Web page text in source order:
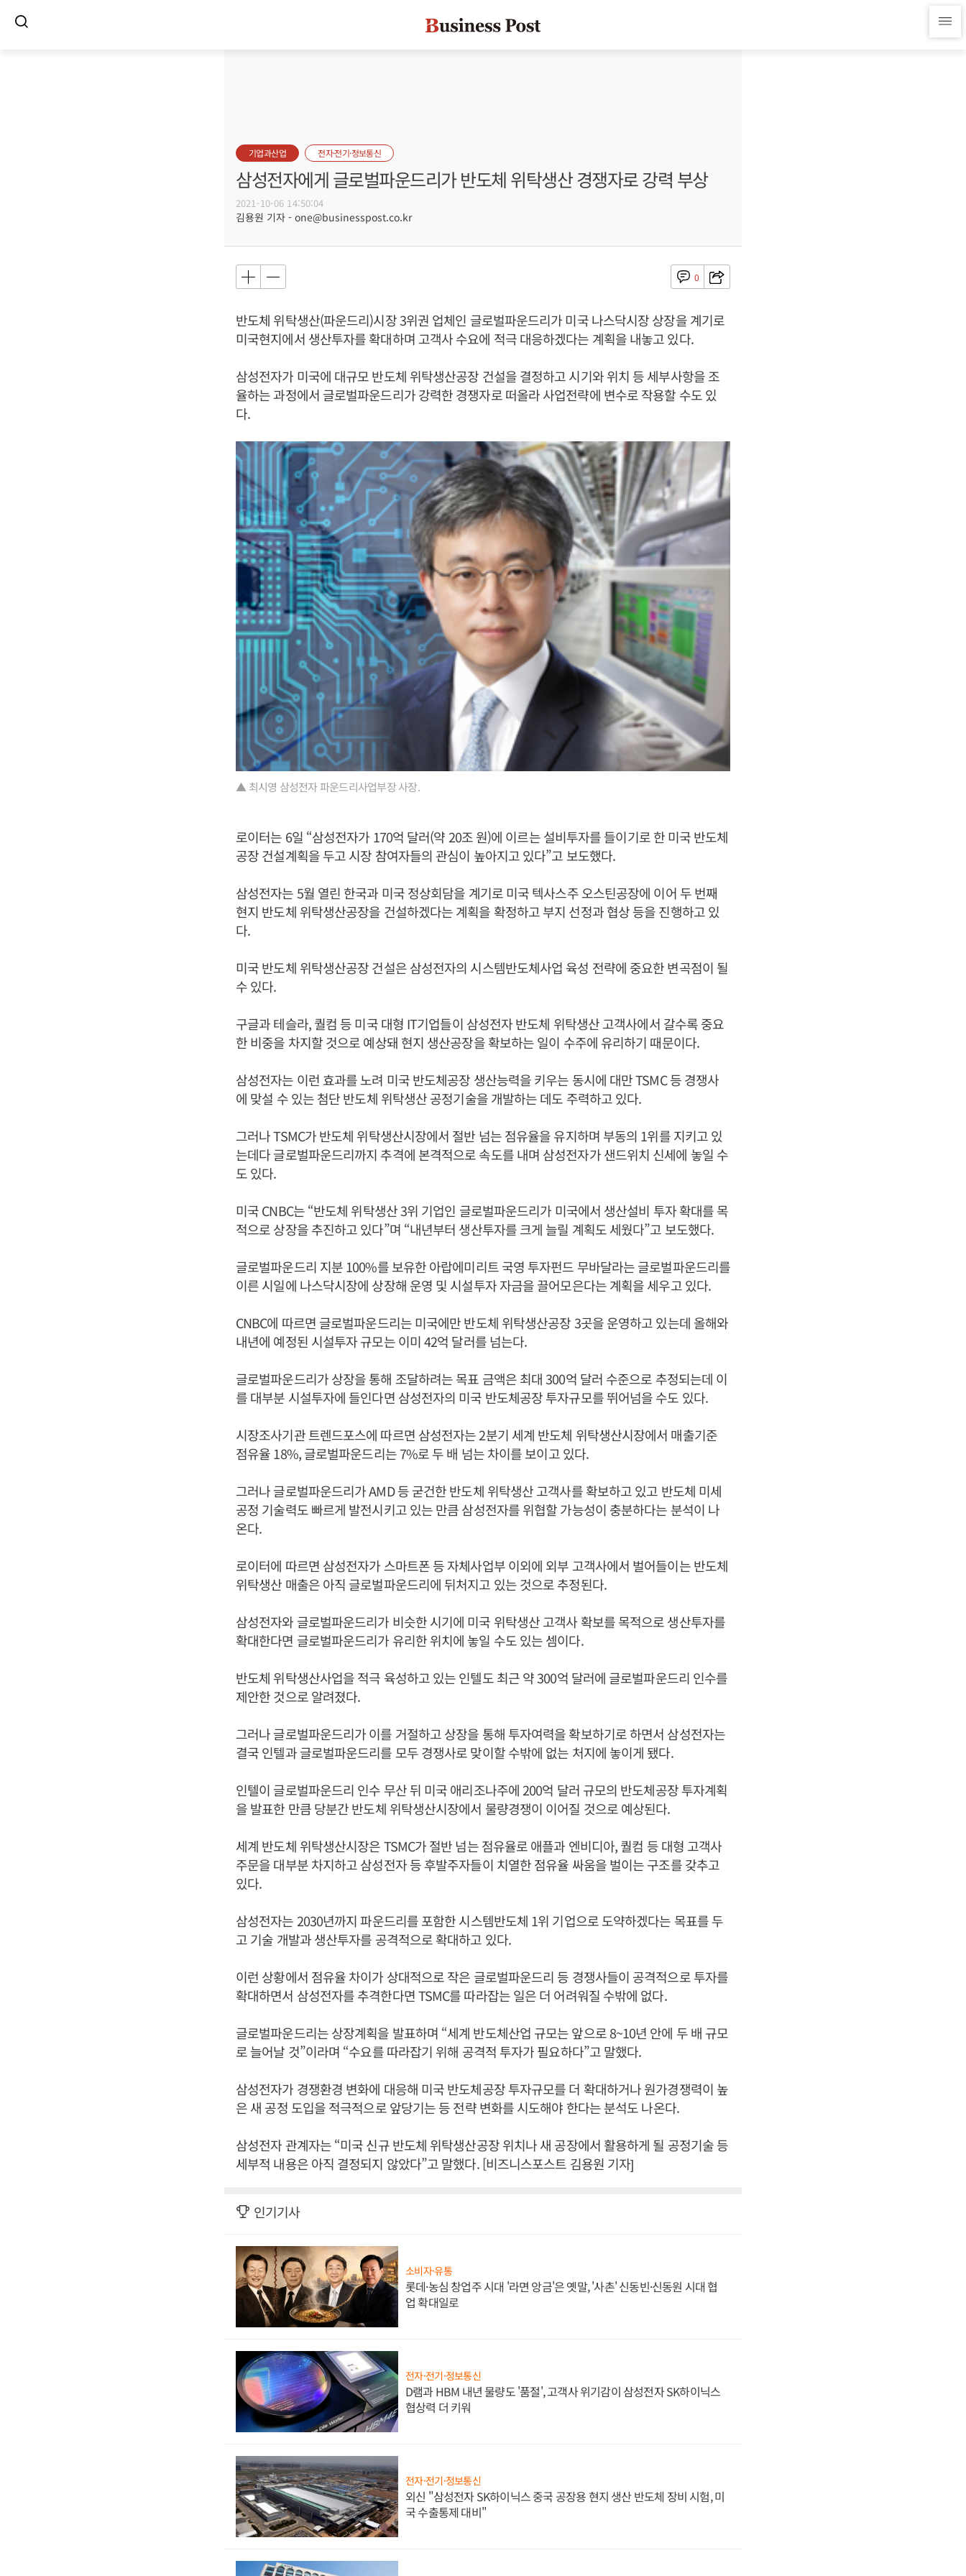
기업과산업 전자·전기·정보통신
삼성전자에게 글로벌파운드리가 반도체 위탁생산 경쟁자로 강력 부상
2021-10-06 14:50:04
김용원 기자 - one@businesspost.co.kr
0
반도체 위탁생산(파운드리)시장 3위권 업체인 글로벌파운드리가 미국 나스닥시장 상장을 계기로
미국현지에서 생산투자를 확대하며 고객사 수요에 적극 대응하겠다는 계획을 내놓고 있다.
삼성전자가 미국에 대규모 반도체 위탁생산공장 건설을 결정하고 시기와 위치 등 세부사항을 조
율하는 과정에서 글로벌파운드리가 강력한 경쟁자로 떠올라 사업전략에 변수로 작용할 수도 있
다.
▲ 최시영 삼성전자 파운드리사업부장 사장.
로이터는 6일 “삼성전자가 170억 달러(약 20조 원)에 이르는 설비투자를 들이기로 한 미국 반도체
공장 건설계획을 두고 시장 참여자들의 관심이 높아지고 있다”고 보도했다.
삼성전자는 5월 열린 한국과 미국 정상회담을 계기로 미국 텍사스주 오스틴공장에 이어 두 번째
현지 반도체 위탁생산공장을 건설하겠다는 계획을 확정하고 부지 선정과 협상 등을 진행하고 있
다.
미국 반도체 위탁생산공장 건설은 삼성전자의 시스템반도체사업 육성 전략에 중요한 변곡점이 될
수 있다.
구글과 테슬라, 퀄컴 등 미국 대형 IT기업들이 삼성전자 반도체 위탁생산 고객사에서 갈수록 중요
한 비중을 차지할 것으로 예상돼 현지 생산공장을 확보하는 일이 수주에 유리하기 때문이다.
삼성전자는 이런 효과를 노려 미국 반도체공장 생산능력을 키우는 동시에 대만 TSMC 등 경쟁사
에 맞설 수 있는 첨단 반도체 위탁생산 공정기술을 개발하는 데도 주력하고 있다.
그러나 TSMC가 반도체 위탁생산시장에서 절반 넘는 점유율을 유지하며 부동의 1위를 지키고 있
는데다 글로벌파운드리까지 추격에 본격적으로 속도를 내며 삼성전자가 샌드위치 신세에 놓일 수
도 있다.
미국 CNBC는 “반도체 위탁생산 3위 기업인 글로벌파운드리가 미국에서 생산설비 투자 확대를 목
적으로 상장을 추진하고 있다”며 “내년부터 생산투자를 크게 늘릴 계획도 세웠다”고 보도했다.
글로벌파운드리 지분 100%를 보유한 아랍에미리트 국영 투자펀드 무바달라는 글로벌파운드리를
이른 시일에 나스닥시장에 상장해 운영 및 시설투자 자금을 끌어모은다는 계획을 세우고 있다.
CNBC에 따르면 글로벌파운드리는 미국에만 반도체 위탁생산공장 3곳을 운영하고 있는데 올해와
내년에 예정된 시설투자 규모는 이미 42억 달러를 넘는다.
글로벌파운드리가 상장을 통해 조달하려는 목표 금액은 최대 300억 달러 수준으로 추정되는데 이
를 대부분 시설투자에 들인다면 삼성전자의 미국 반도체공장 투자규모를 뛰어넘을 수도 있다.
시장조사기관 트렌드포스에 따르면 삼성전자는 2분기 세계 반도체 위탁생산시장에서 매출기준
점유율 18%, 글로벌파운드리는 7%로 두 배 넘는 차이를 보이고 있다.
그러나 글로벌파운드리가 AMD 등 굳건한 반도체 위탁생산 고객사를 확보하고 있고 반도체 미세
공정 기술력도 빠르게 발전시키고 있는 만큼 삼성전자를 위협할 가능성이 충분하다는 분석이 나
온다.
로이터에 따르면 삼성전자가 스마트폰 등 자체사업부 이외에 외부 고객사에서 벌어들이는 반도체
위탁생산 매출은 아직 글로벌파운드리에 뒤처지고 있는 것으로 추정된다.
삼성전자와 글로벌파운드리가 비슷한 시기에 미국 위탁생산 고객사 확보를 목적으로 생산투자를
확대한다면 글로벌파운드리가 유리한 위치에 놓일 수도 있는 셈이다.
반도체 위탁생산사업을 적극 육성하고 있는 인텔도 최근 약 300억 달러에 글로벌파운드리 인수를
제안한 것으로 알려졌다.
그러나 글로벌파운드리가 이를 거절하고 상장을 통해 투자여력을 확보하기로 하면서 삼성전자는
결국 인텔과 글로벌파운드리를 모두 경쟁사로 맞이할 수밖에 없는 처지에 놓이게 됐다.
인텔이 글로벌파운드리 인수 무산 뒤 미국 애리조나주에 200억 달러 규모의 반도체공장 투자계획
을 발표한 만큼 당분간 반도체 위탁생산시장에서 물량경쟁이 이어질 것으로 예상된다.
세계 반도체 위탁생산시장은 TSMC가 절반 넘는 점유율로 애플과 엔비디아, 퀄컴 등 대형 고객사
주문을 대부분 차지하고 삼성전자 등 후발주자들이 치열한 점유율 싸움을 벌이는 구조를 갖추고
있다.
삼성전자는 2030년까지 파운드리를 포함한 시스템반도체 1위 기업으로 도약하겠다는 목표를 두
고 기술 개발과 생산투자를 공격적으로 확대하고 있다.
이런 상황에서 점유율 차이가 상대적으로 작은 글로벌파운드리 등 경쟁사들이 공격적으로 투자를
확대하면서 삼성전자를 추격한다면 TSMC를 따라잡는 일은 더 어려워질 수밖에 없다.
글로벌파운드리는 상장계획을 발표하며 “세계 반도체산업 규모는 앞으로 8~10년 안에 두 배 규모
로 늘어날 것”이라며 “수요를 따라잡기 위해 공격적 투자가 필요하다”고 말했다.
삼성전자가 경쟁환경 변화에 대응해 미국 반도체공장 투자규모를 더 확대하거나 원가경쟁력이 높
은 새 공정 도입을 적극적으로 앞당기는 등 전략 변화를 시도해야 한다는 분석도 나온다.
삼성전자 관계자는 “미국 신규 반도체 위탁생산공장 위치나 새 공장에서 활용하게 될 공정기술 등
세부적 내용은 아직 결정되지 않았다”고 말했다. [비즈니스포스트 김용원 기자]
인기기사
소비자·유통
롯데·농심 창업주 시대 '라면 앙금'은 옛말, '사촌' 신동빈·신동원 시대 협
업 확대일로
전자·전기·정보통신
D램과 HBM 내년 물량도 '품절', 고객사 위기감이 삼성전자 SK하이닉스
협상력 더 키워
전자·전기·정보통신
외신 "삼성전자 SK하이닉스 중국 공장용 현지 생산 반도체 장비 시험, 미
국 수출통제 대비"